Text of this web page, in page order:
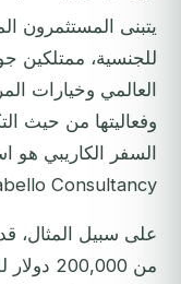
يتبنى المستثمرون
للجنسية، ممتلكين
العالمي وخيارات
وفعاليتها من حيث
السفر الكاريبي هو
Consultancy.
على سبيل المثال،
من